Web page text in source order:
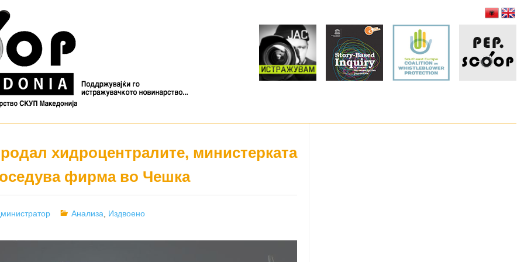
хидроцентралите, министерката
фирма во Чешка
Categories
Анализа Издвоено